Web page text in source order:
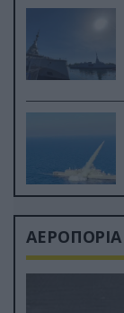
ΑΕΡΟΠΟΡΙΑ